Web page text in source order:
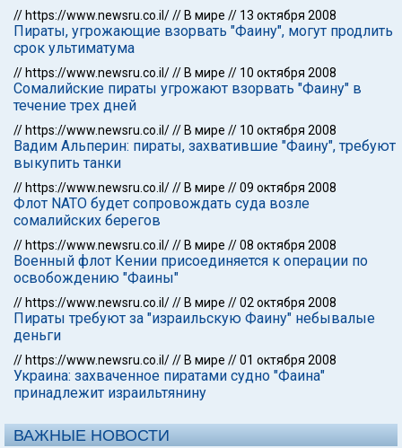
// https://www.newsru.co.il/// В мире // 13 октября 2008
Пираты, угрожающие взорвать "Фаину", могут продлить
срок ультиматума
// https://www.newsru.co.il/// В мире // 10 октября 2008
Сомалийские пираты угрожают взорвать "Фаину" в
течение трех дней
// https://www.newsru.co.il/// В мире // 10 октября 2008
Вадим Альперин: пираты, захватившие "Фаину", требуют
выкупить танки
// https://www.newsru.co.il/// В мире //09 октября 2008
Флот NATO будет сопровождать суда возле
сомалийских берегов
// https://www.newsru.co.il/// В мире //08 октября 2008
Военный флот Кении присоединяется к операции по
освобождению "Фаины"
// https://www.newsru.co.il/// В мире //02 октября 2008
Пираты требуют за "израильскую Фаину" небывалые
деньги
// https://www.newsru.co.il/// В мире //01 октября 2008
Украина: захваченное пиратами судно "Фаина"
принадлежит израильтянину
ВАЖНЫЕ НОВОСТИ